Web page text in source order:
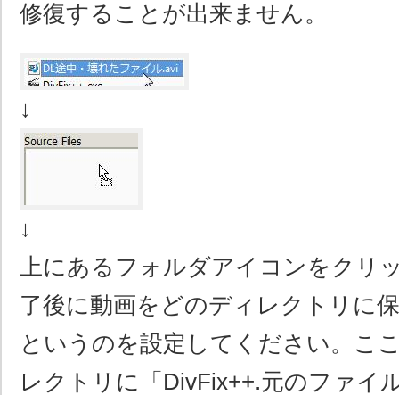
修復することが出来ません。
↓
↓
上にあるフォルダアイコンをクリ
了後に動画をどのディレクトリに
というのを設定してください。こ
レクトリに「DivFix++.元のファイ